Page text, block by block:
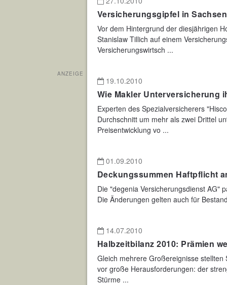
Versicherungsgipfel in Sachsen
Vor dem Hintergrund der diesjährigen
Stanislaw Tillich auf einem
Versicherungswirtsch ...
19.10.2010
Wie Makler Unterversicherung
Experten des Spezialversicherers
Durchschnitt um mehr als zwei Drittel
Preisentwicklung vo ...
01.09.2010
Deckungssummen Haftpflicht
Die "degenia Versicherungsdienst AG"
Die Änderungen gelten auch für
14.07.2010
Halbzeitbilanz 2010: Prämien
Gleich mehrere Großereignisse
vor große Herausforderungen: der
Stürme ...
ANZEIGE